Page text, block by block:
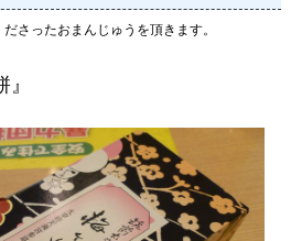
さったおまんじゅうを頂きます。